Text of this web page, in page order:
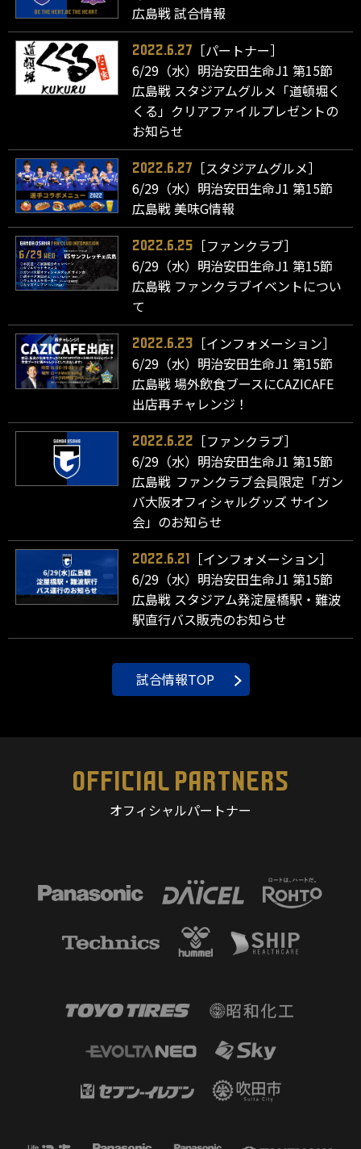
広島戦 試合情報
2022.6.27
［パートナー］
6/29（水）明治安田生命J1 第15節
広島戦 スタジアムグルメ「道頓堀く
くる」クリアファイルプレゼントの
お知らせ
2022.6.27
［スタジアムグルメ］
6/29（水）明治安田生命J1 第15節
広島戦 美味G情報
2022.6.25
［ファンクラブ］
6/29（水）明治安田生命J1 第15節
広島戦 ファンクラブイベントについ
て
2022.6.23
［インフォメーション］
6/29（水）明治安田生命J1 第15節
広島戦 場外飲食ブースにCAZICAFE
出店再チャレンジ！
2022.6.22
［ファンクラブ］
6/29（水）明治安田生命J1 第15節
広島戦 ファンクラブ会員限定「ガン
バ大阪オフィシャルグッズ サイン
会」のお知らせ
2022.6.21
［インフォメーション］
6/29（水）明治安田生命J1 第15節
広島戦 スタジアム発淀屋橋駅・難波
駅直行バス販売のお知らせ
試合情報TOP
OFFICIAL PARTNERS
オフィシャルパートナー